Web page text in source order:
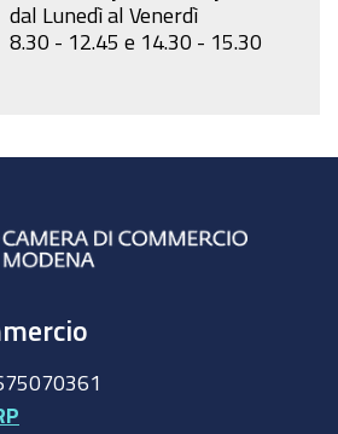
dal Lunedì al Venerdì
8.30 - 12.45 e 14.30 - 15.30